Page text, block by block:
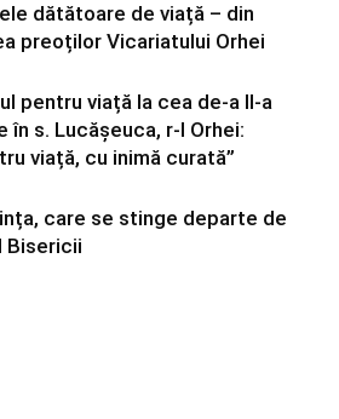
dătătoare de viață – din
preoților Vicariatului Orhei
pentru viață la cea de-a II-a
în s. Lucășeuca, r-l Orhei:
viață, cu inimă curată”
care se stinge departe de
Bisericii